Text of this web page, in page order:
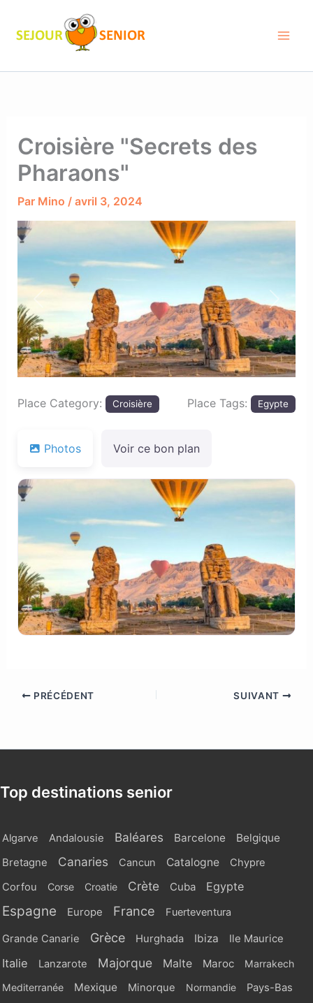
contenu
Croisière "Secrets des
Pharaons"
Par Mino / avril 3, 2024
Next
Place Category: Croisière Place Tags: Egypte
Photos Voir ce bon plan
PRÉCÉDENT SUIVANT
Top destinations senior
Algarve Andalousie Baléares Barcelone Belgique
Bretagne Canaries Cancun Catalogne
Chypre
Corfou
Corse Croatie Crète Cuba Egypte
Espagne Europe France Fuerteventura
Grande Canarie Grèce Hurghada Ibiza Ile Maurice
Italie Lanzarote Majorque Malte Maroc
Marrakech
Mediterranée
Mexique Minorque Normandie Pays-Bas